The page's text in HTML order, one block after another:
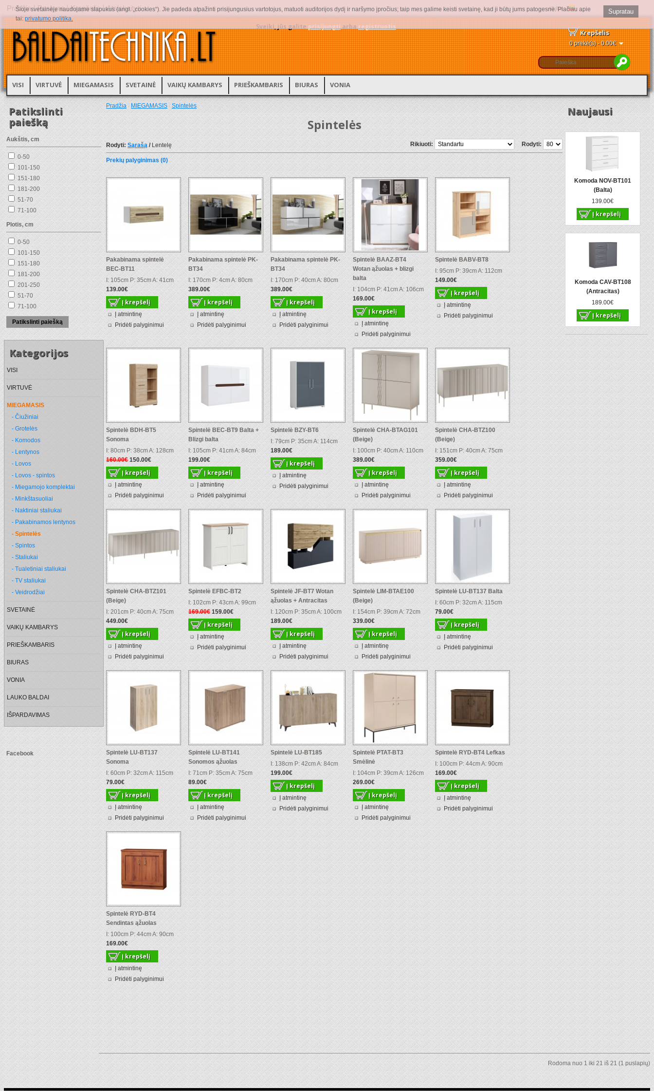
Kalba :
Krepšelis
0 prekė(s) - 0.00€
Sveiki, jūs galiteprisijungtiarbaregistruotis.
Pradžia Paskyra Krepšelis Atsiskaityti
VISI VIRTUVĖ MIEGAMASIS SVETAINĖ VAIKŲ KAMBARYS PRIEŠKAMBARIS BIURAS VONIA
Patikslinti
paiešką
Aukštis, cm
0-50
101-150
151-180
181-200
51-70
71-100
Plotis, cm
0-50
101-150
151-180
181-200
201-250
51-70
71-100
Patikslinti paiešką
Kategorijos
VISI
VIRTUVĖ
MIEGAMASIS
- Čiužiniai
- Grotelės
- Komodos
- Lentynos
- Lovos
- Lovos - spintos
- Miegamojo komplektai
- Minkštasuoliai
- Naktiniai staliukai
- Pakabinamos lentynos
- Spintelės
- Spintos
- Staliukai
- Tualetiniai staliukai
- TV staliukai
- Veidrodžiai
SVETAINĖ
VAIKŲ KAMBARYS
PRIEŠKAMBARIS
BIURAS
VONIA
LAUKO BALDAI
IŠPARDAVIMAS
Facebook
Naujausi
Komoda NOV-BT101
(Balta)
139.00€
Komoda CAV-BT108
(Antracitas)
189.00€
Pradžia/ MIEGAMASIS/Spintelės
Spintelės
Rodyti: Sąrašą /Lentelę Rodyti:
Rikiuoti:
Prekių palyginimas (0)
Pakabinama spintelė
BEC-BT11
I: 105cm P: 35cm A: 41cm
139.00€
Į atmintinę
Pridėti palyginimui
Pakabinama spintelė PK-
BT34
I: 170cm P: 4cm A: 80cm
389.00€
Į atmintinę
Pridėti palyginimui
Pakabinama spintelė PK-
BT34
I: 170cm P: 40cm A: 80cm
389.00€
Į atmintinę
Pridėti palyginimui
Spintelė BAAZ-BT4
Wotan ąžuolas + blizgi
balta
I: 104cm P: 41cm A: 106cm
169.00€
Į atmintinę
Pridėti palyginimui
Spintelė BABV-BT8
I: 95cm P: 39cm A: 112cm
149.00€
Į atmintinę
Pridėti palyginimui
Spintelė BDH-BT5
Sonoma
I: 80cm P: 38cm A: 128cm
160.00€ 150.00€
Į atmintinę
Pridėti palyginimui
Spintelė BEC-BT9 Balta +
Blizgi balta
I: 105cm P: 41cm A: 84cm
199.00€
Į atmintinę
Pridėti palyginimui
Spintelė BZY-BT6
I: 79cm P: 35cm A: 114cm
189.00€
Į atmintinę
Pridėti palyginimui
Spintelė CHA-BTAG101
(Beige)
I: 100cm P: 40cm A: 110cm
389.00€
Į atmintinę
Pridėti palyginimui
Spintelė CHA-BTZ100
(Beige)
I: 151cm P: 40cm A: 75cm
359.00€
Į atmintinę
Pridėti palyginimui
Spintelė CHA-BTZ101
(Beige)
I: 201cm P: 40cm A: 75cm
449.00€
Į atmintinę
Pridėti palyginimui
Spintelė EFBC-BT2
I: 102cm P: 43cm A: 99cm
169.00€ 159.00€
Į atmintinę
Pridėti palyginimui
Spintelė JF-BT7 Wotan
ąžuolas + Antracitas
I: 120cm P: 35cm A: 100cm
189.00€
Į atmintinę
Pridėti palyginimui
Spintelė LIM-BTAE100
(Beige)
I: 154cm P: 39cm A: 72cm
339.00€
Į atmintinę
Pridėti palyginimui
Spintelė LU-BT137 Balta
I: 60cm P: 32cm A: 115cm
79.00€
Į atmintinę
Pridėti palyginimui
Spintelė LU-BT137
Sonoma
I: 60cm P: 32cm A: 115cm
79.00€
Į atmintinę
Pridėti palyginimui
Spintelė LU-BT141
Sonomos ąžuolas
I: 71cm P: 35cm A: 75cm
89.00€
Į atmintinę
Pridėti palyginimui
Spintelė LU-BT185
I: 138cm P: 42cm A: 84cm
199.00€
Į atmintinę
Pridėti palyginimui
Spintelė PTAT-BT3
Smėlinė
I: 104cm P: 39cm A: 126cm
269.00€
Į atmintinę
Pridėti palyginimui
Spintelė RYD-BT4 Lefkas
I: 100cm P: 44cm A: 90cm
169.00€
Į atmintinę
Pridėti palyginimui
Spintelė RYD-BT4
Sendintas ąžuolas
I: 100cm P: 44cm A: 90cm
169.00€
Į atmintinę
Pridėti palyginimui
Rodoma nuo 1 iki 21 iš 21 (1 puslapių)
Supratau
Šioje svetainėje naudojame slapukus (angl. „cookies“). Jie padeda atpažinti prisijungusius vartotojus, matuoti auditorijos dydį ir naršymo įpročius; taip mes galime keisti svetainę, kad ji būtų jums patogesnė. Plačiau apie
tai:privatumo politika.